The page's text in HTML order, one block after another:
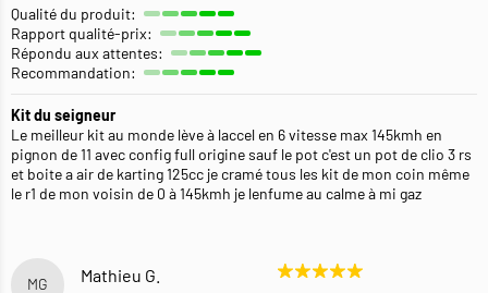
Qualité du produit:
Rapport qualité-prix:
Répondu aux attentes:
Recommandation:
Kit du seigneur
Le meilleur kit au monde lève à laccel en 6 vitesse max 145kmh en
pignon de 11 avec config full origine sauf le pot c'est un pot de clio 3 rs
et boite a air de karting 125cc je cramé tous les kit de mon coin même
le r1 de mon voisin de 0 à 145kmh je lenfume au calme à mi gaz
MG Mathieu G.